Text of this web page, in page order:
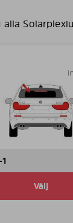
Välj